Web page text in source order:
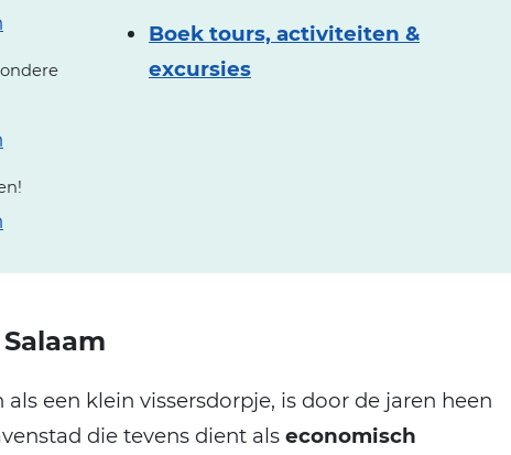
Boek tours, activiteiten &
excursies
een klein vissersdorpje, is door de jaren heen
die tevens dient als economisch